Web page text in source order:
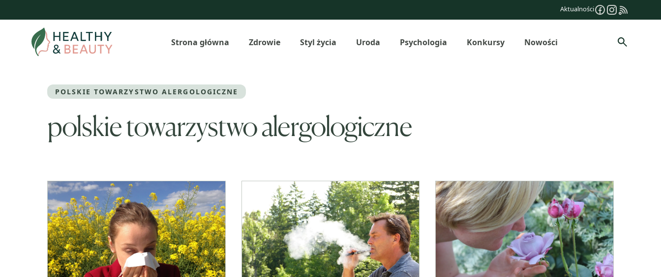
do
Aktualności
Strona główna Zdrowie Styl życia Uroda Psychologia Konkursy Nowości Szukaj
POLSKIE TOWARZYSTWO ALERGOLOGICZNE
polskie towarzystwo alergologiczne